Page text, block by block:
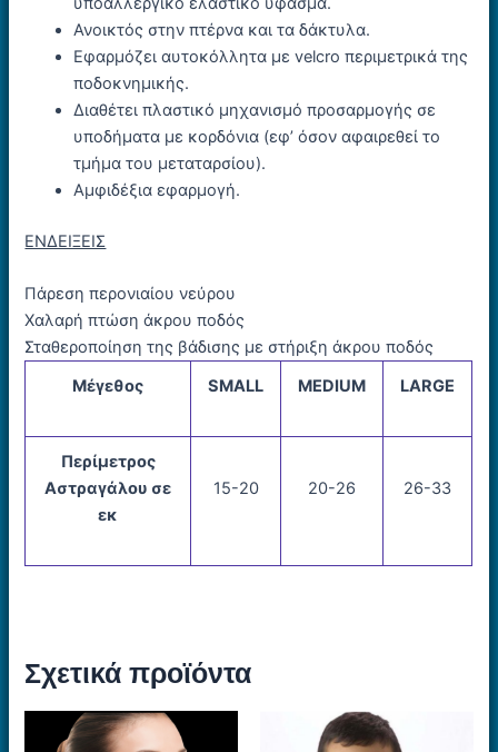
Ανοικτός στην πτέρνα και τα δάκτυλα.
Εφαρμόζει αυτοκόλλητα με velcro περιμετρικά της
ποδοκνημικής.
Διαθέτει πλαστικό μηχανισμό προσαρμογής σε
υποδήματα με κορδόνια (εφ’ όσον αφαιρεθεί το
τμήμα του μεταταρσίου).
Αμφιδέξια εφαρμογή.
ΕΝΔΕΙΞΕΙΣ
Πάρεση περονιαίου νεύρου
Χαλαρή πτώση άκρου ποδός
Σταθεροποίηση της βάδισης με στήριξη άκρου ποδός
Μέγεθος
SMALL MEDIUM LARGE
Περίμετρος
Αστραγάλου σε
εκ
15-20 20-26 26-33
Σχετικά προϊόντα